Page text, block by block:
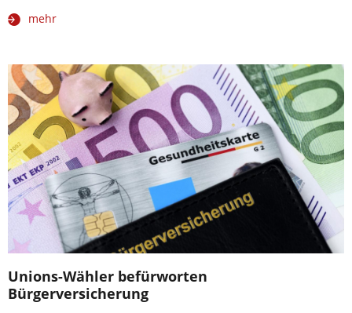
mehr
Unions-Wähler befürworten
Bürgerversicherung